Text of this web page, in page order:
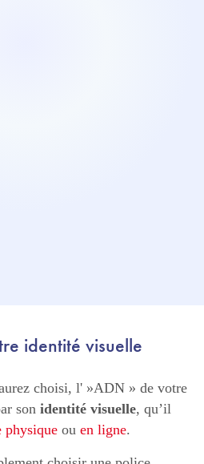
identité visuelle
choisi, l' »ADN » de votre
son identité visuelle, qu’il
physique ou en ligne.